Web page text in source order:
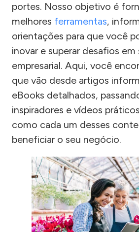
portes. Nosso objetivo é
melhores ferramentas,
orientações para que você
inovar e superar desafios em
empresarial. Aqui, você
que vão desde artigos
eBooks detalhados,
inspiradores e vídeos
como cada um desses
beneficiar o seu negócio.